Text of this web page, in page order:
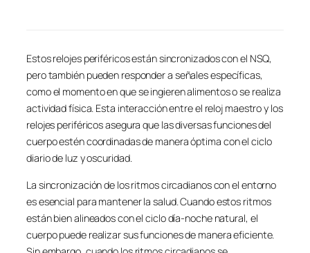
Estos relojes periféricos están sincronizados con el NSQ,
pero también pueden responder a señales específicas,
como el momento en que se ingieren alimentos o se realiza
actividad física. Esta interacción entre el reloj maestro y los
relojes periféricos asegura que las diversas funciones del
cuerpo estén coordinadas de manera óptima con el ciclo
diario de luz y oscuridad.
La sincronización de los ritmos circadianos con el entorno
es esencial para mantener la salud. Cuando estos ritmos
están bien alineados con el ciclo día-noche natural, el
cuerpo puede realizar sus funciones de manera eficiente.